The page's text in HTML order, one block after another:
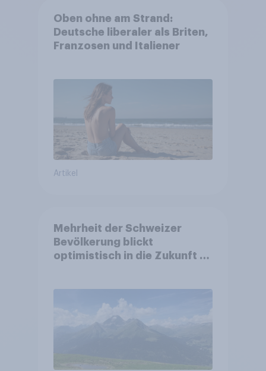
Oben ohne am Strand:
Deutsche liberaler als Briten,
Franzosen und Italiener
Artikel
Mehrheit der Schweizer
Bevölkerung blickt
optimistisch in die Zukunft –
Altersvorsorge